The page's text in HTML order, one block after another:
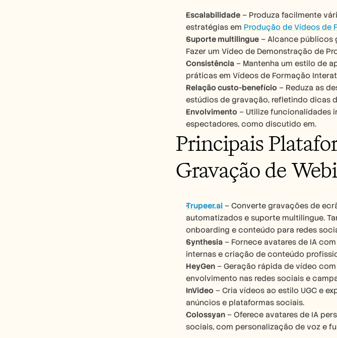
Escalabilidade – Produza facilmente
estratégias em Produção de Vídeos de
Suporte multilingue – Alcance públicos
Fazer um Vídeo de Demonstração de
Consistência – Mantenha um estilo de
práticas em Vídeos de Formação
Relação custo-benefício – Reduza as
estúdios de gravação, refletindo dicas
Envolvimento – Utilize funcionalidades
espectadores, como discutido em.
Principais
Gravação de
Trupeer.ai – Converte gravações de
automatizados e suporte multilingue.
onboarding e conteúdo para redes
Synthesia – Fornece avatares de IA
internas e criação de conteúdo
HeyGen – Geração rápida de vídeo
envolvimento nas redes sociais e
InVideo – Cria vídeos ao estilo UGC e
anúncios e plataformas sociais.
Colossyan – Oferece avatares de IA
sociais, com personalização de voz e